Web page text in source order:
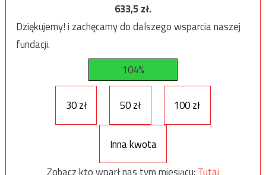
633,5zł.
Dziękujemy! i zachęcamy do dalszego wsparcia naszej
fundacji.
104%
30 zł 50 zł 100 zł
Inna kwota